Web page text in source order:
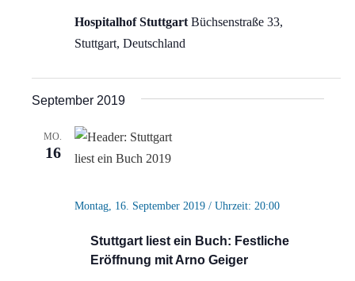
Hospitalhof Stuttgart Büchsenstraße 33,
Stuttgart, Deutschland
September 2019
MO.
16
Stuttgart liest ein Buch: Festliche
Eröffnung mit Arno Geiger
Montag, 16. September 2019 / Uhrzeit: 20:00